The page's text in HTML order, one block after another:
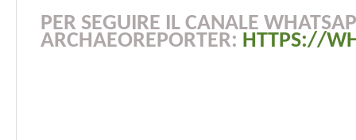
PER SEGUIRE IL CANALE
ARCHAEOREPORTER: HTTPS://